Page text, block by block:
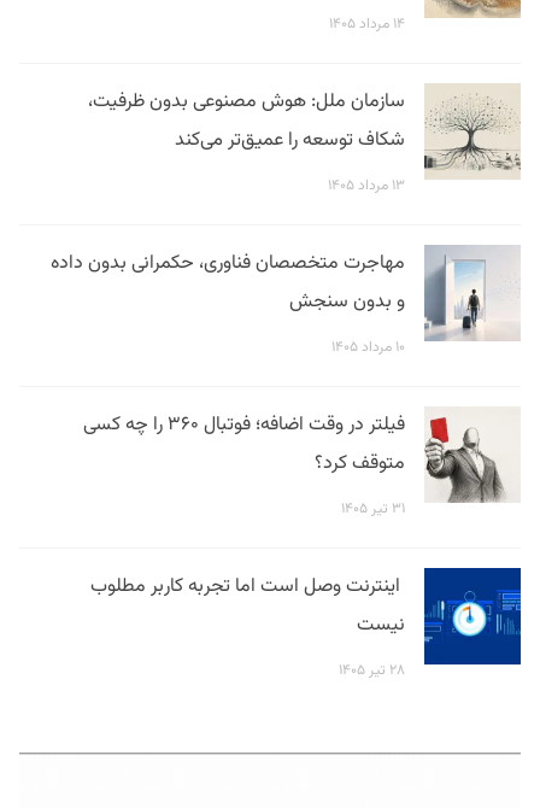
۱۴ مرداد ۱۴۰۵
سازمان ملل: هوش مصنوعی بدون ظرفیت،
شکاف توسعه را عمیق‌تر می‌کند
۱۳ مرداد ۱۴۰۵
مهاجرت متخصصان فناوری، حکمرانی بدون داده
و بدون سنجش
۱۰ مرداد ۱۴۰۵
فیلتر در وقت اضافه؛ فوتبال ۳۶۰ را چه کسی
متوقف کرد؟
۳۱ تیر ۱۴۰۵
اینترنت وصل است اما تجربه کاربر مطلوب
نیست
۲۸ تیر ۱۴۰۵